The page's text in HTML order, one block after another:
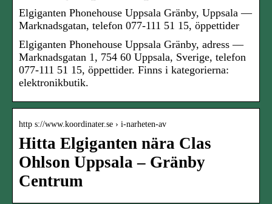
Elgiganten Phonehouse Uppsala Gränby, Uppsala —
Marknadsgatan, telefon 077-111 51 15, öppettider
Elgiganten Phonehouse Uppsala Gränby, adress —
Marknadsgatan 1, 754 60 Uppsala, Sverige, telefon
077-111 51 15, öppettider. Finns i kategorierna:
elektronikbutik.
http s://www.koordinater.se › i-narheten-av
Hitta Elgiganten nära Clas
Ohlson Uppsala – Gränby
Centrum